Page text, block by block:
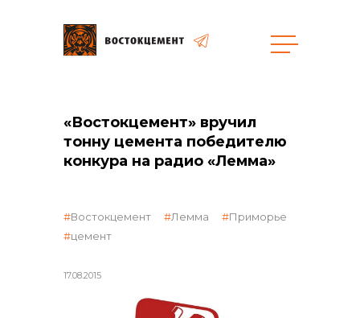
общая информация
объявленные закупки
реализация неликвидов
«Востокцемент» вручил
тонну цемента победителю
конкура на радио «Лемма»
17.08.2015
Востокцемент Лемма
Приморье
цемент